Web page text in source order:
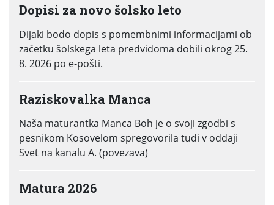
Dopisi za novo šolsko leto
Dijaki bodo dopis s pomembnimi informacijami ob
začetku šolskega leta predvidoma dobili okrog 25.
8. 2026 po e-pošti.
Raziskovalka Manca
Naša maturantka Manca Boh je o svoji zgodbi s
pesnikom Kosovelom spregovorila tudi v oddaji
Svet na kanalu A. (povezava)
Matura 2026